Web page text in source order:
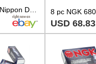
NEW TAKE OFF Nippon Denso Spark Plug W31ES-ZU W31ESZU 4063
USD 68.83